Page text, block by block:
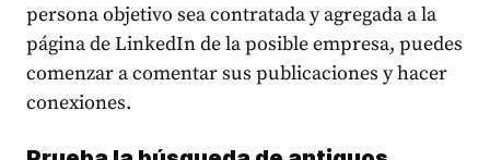
persona objetivo sea contratada y agregada a la
página de LinkedIn de la posible empresa, puedes
comenzar a comentar sus publicaciones y hacer
conexiones.